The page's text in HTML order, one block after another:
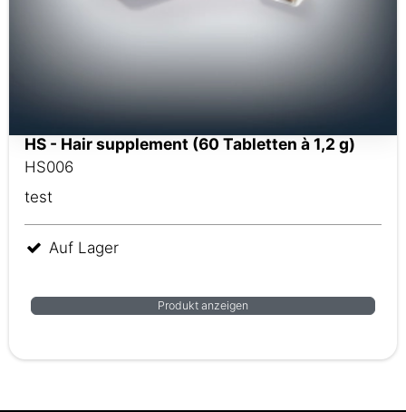
HS - Hair supplement (60 Tabletten à 1,2 g)
HS006
test
Auf Lager
Produkt anzeigen